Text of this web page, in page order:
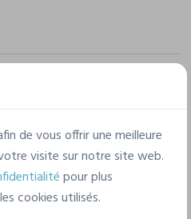
de vous offrir une meilleure
visite sur notre site web.
pour plus
cookies utilisés.